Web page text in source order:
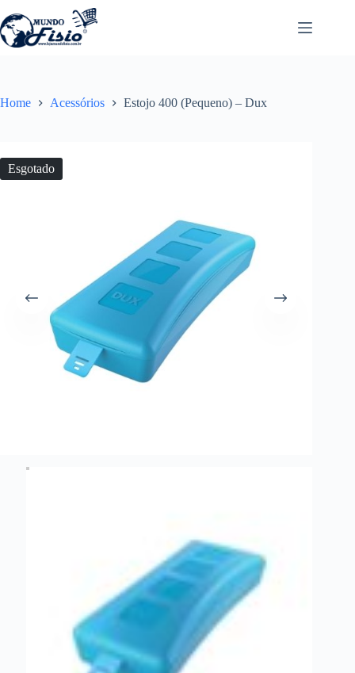
para
o
conteúdo
Home Acessórios Estojo 400 (Pequeno) – Dux
Esgotado